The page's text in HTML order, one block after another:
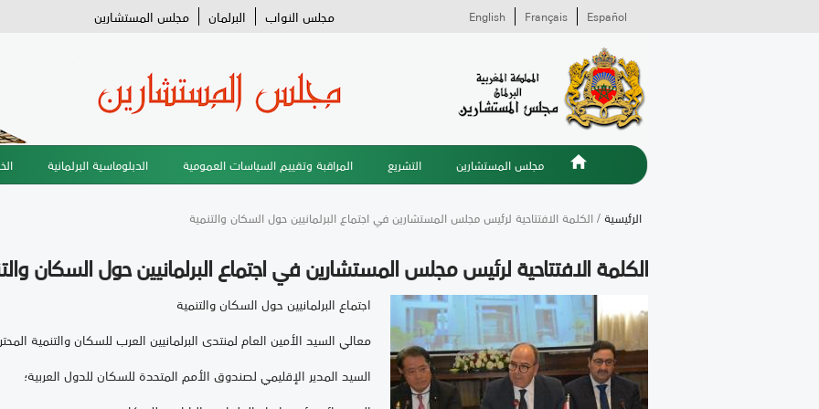
مجلس النواب البرلمان مجلس المستشارين Español
Français
English
مجلس المستشارين التشريع المراقبة وتقييم السياسات العمومية الدبلوماسية البرلمانية
الرئيسية/ الكلمة الافتتاحية لرئيس مجلس المستشارين في اجتماع البرلمانيين حول السكان والتنمية
الكلمة الافتتاحية لرئيس مجلس المستشارين في اجتماع البرلمانيين حول السكان
اجتماع البرلمانيين حول السكان والتنمية
معالي السيد الأمين العام لمنتدى البرلمانيين العرب للسكان والتنمية
السيد المدير الإقليمي لصندوق الأمم المتحدة للسكان للدول العربية؛